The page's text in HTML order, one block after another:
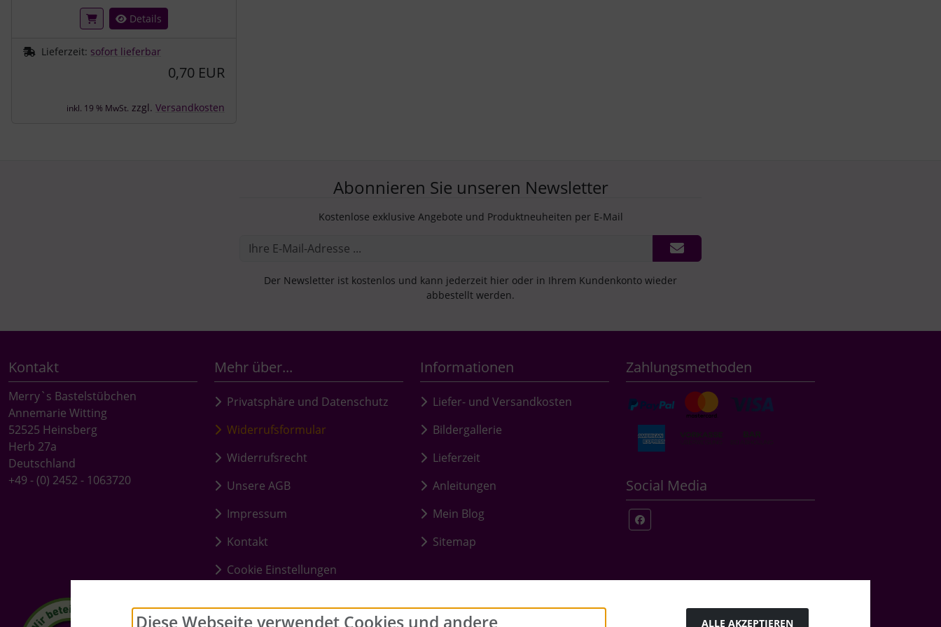
Details
Lieferzeit: sofort lieferbar
0,70 EUR
inkl. 19 % MwSt. zzgl. Versandkosten
Abonnieren Sie unseren Newsletter
Kostenlose exklusive Angebote und Produktneuheiten per E-Mail
Der Newsletter ist kostenlos und kann jederzeit hier oder in Ihrem Kundenkonto wieder
abbestellt werden.
Kontakt
Merry`s Bastelstübchen
Annemarie Witting
52525 Heinsberg
Herb 27a
Deutschland
+49 - (0) 2452 - 1063720
Mehr über...
Privatsphäre und Datenschutz
Widerrufsformular
Widerrufsrecht
Unsere AGB
Impressum
Kontakt
Cookie Einstellungen
Informationen
Liefer- und Versandkosten
Bildergallerie
Lieferzeit
Anleitungen
Mein Blog
Sitemap
Zahlungsmethoden
Social Media
Diese Webseite verwendet Cookies und andere ALLE AKZEPTIEREN